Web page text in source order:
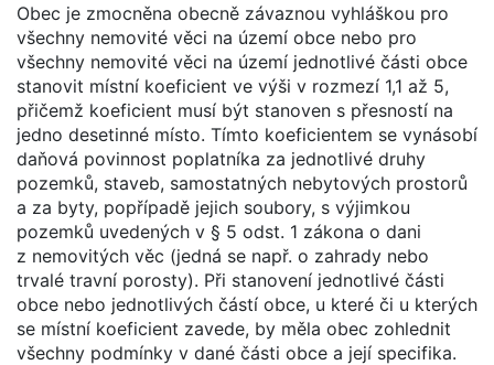
Obec je zmocněna obecně závaznou vyhláškou pro
všechny nemovité věci na území obce nebo pro
všechny nemovité věci na území jednotlivé části obce
stanovit místní koeficient ve výši v rozmezí 1,1 až 5,
přičemž koeficient musí být stanoven s přesností na
jedno desetinné místo. Tímto koeficientem se vynásobí
daňová povinnost poplatníka za jednotlivé druhy
pozemků, staveb, samostatných nebytových prostorů
a za byty, popřípadě jejich soubory, s výjimkou
pozemků uvedených v § 5 odst. 1 zákona o dani
z nemovitých věc (jedná se např. o zahrady nebo
trvalé travní porosty). Při stanovení jednotlivé části
obce nebo jednotlivých částí obce, u které či u kterých
se místní koeficient zavede, by měla obec zohlednit
všechny podmínky v dané části obce a její specifika.